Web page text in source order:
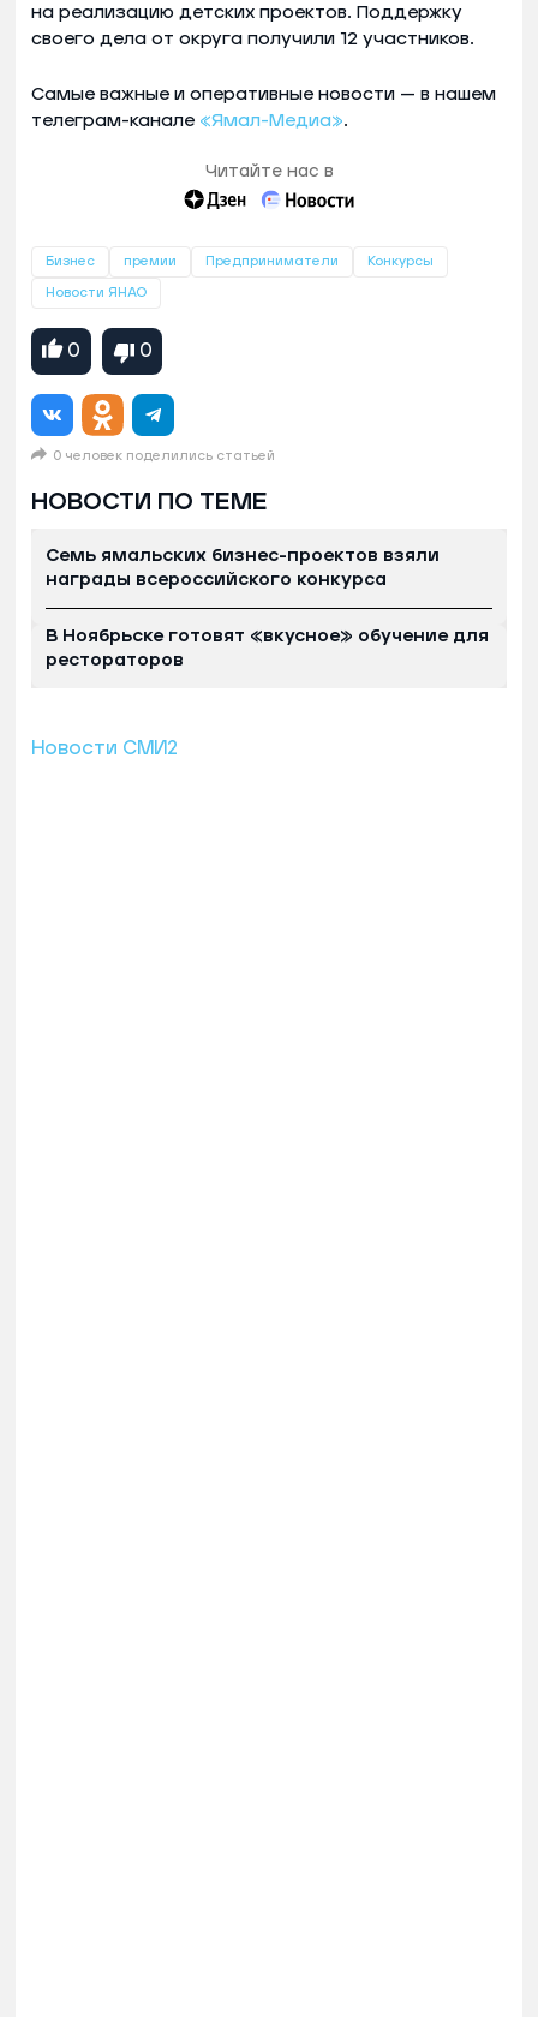
на реализацию детских проектов. Поддержку
своего дела от округа получили 12 участников.
Самые важные и оперативные новости — в нашем
телеграм-канале «Ямал-Медиа».
Читайте нас в
Бизнес премии Предприниматели Конкурсы
Новости ЯНАО
0 0
0 человек поделились статьей
НОВОСТИ ПО ТЕМЕ
Семь ямальских бизнес-проектов взяли
награды всероссийского конкурса
В Ноябрьске готовят «вкусное» обучение для
рестораторов
Новости СМИ2